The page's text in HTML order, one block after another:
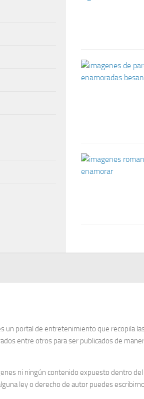
un portal de entretenimiento que recopila
entre otros para ser publicados de
ni ningún contenido expuesto dentro
ley o derecho de autor puedes